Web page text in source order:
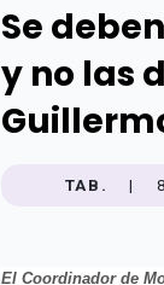
Se
y no las
TAB. |
El Coordinador de